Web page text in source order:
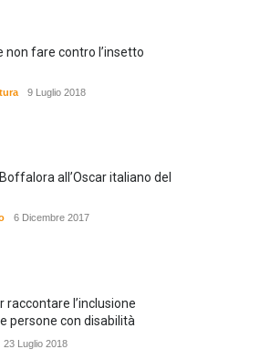
non fare contro l’insetto
9 Luglio 2018
all’Oscar italiano del
6 Dicembre 2017
raccontare l’inclusione
persone con disabilità
23 Luglio 2018